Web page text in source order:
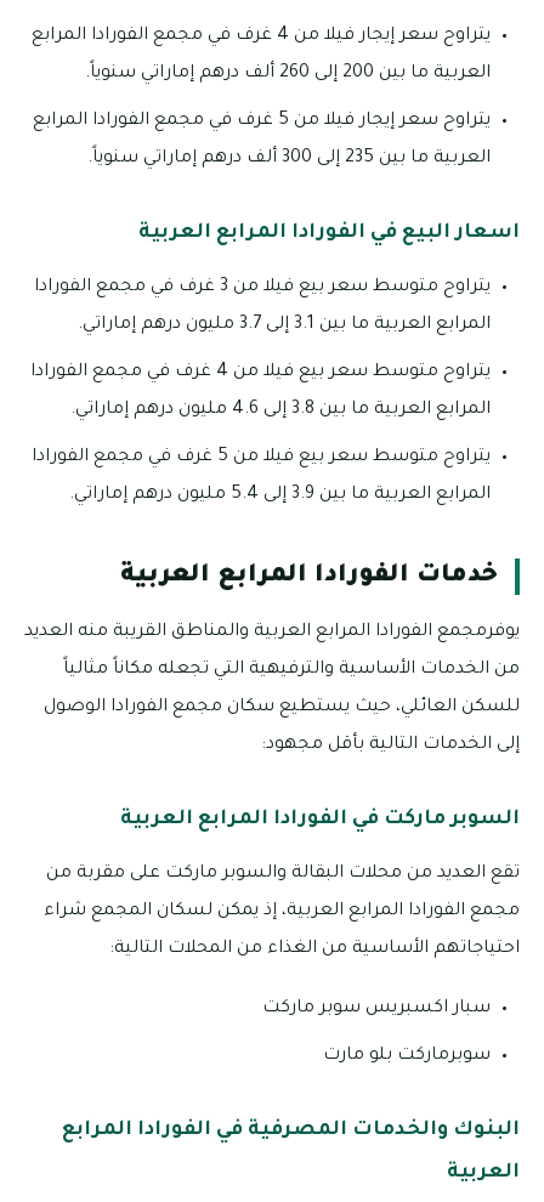
يتراوح سعر إيجار فيلا من 4 غرف في مجمع الفورادا المرابع
العربية ما بين 200 إلى 260 ألف درهم إماراتي سنوياً.
يتراوح سعر إيجار فيلا من 5 غرف في مجمع الفورادا المرابع
العربية ما بين 235 إلى 300 ألف درهم إماراتي سنوياً.
اسعار البيع في الفورادا المرابع العربية
يتراوح متوسط سعر بيع فيلا من 3 غرف في مجمع الفورادا
المرابع العربية ما بين 3.1 إلى 3.7 مليون درهم إماراتي.
يتراوح متوسط سعر بيع فيلا من 4 غرف في مجمع الفورادا
المرابع العربية ما بين 3.8 إلى 4.6 مليون درهم إماراتي.
يتراوح متوسط سعر بيع فيلا من 5 غرف في مجمع الفورادا
المرابع العربية ما بين 3.9 إلى 5.4 مليون درهم إماراتي.
خدمات الفورادا المرابع العربية
يوفرمجمع الفورادا المرابع العربية والمناطق القريبة منه العديد
من الخدمات الأساسية والترفيهية التي تجعله مكاناً مثالياً
للسكن العائلي، حيث يستطيع سكان مجمع الفورادا الوصول
إلى الخدمات التالية بأقل مجهود:
السوبر ماركت في الفورادا المرابع العربية
تقع العديد من محلات البقالة والسوبر ماركت على مقربة من
مجمع الفورادا المرابع العربية، إذ يمكن لسكان المجمع شراء
احتياجاتهم الأساسية من الغذاء من المحلات التالية:
سبار اكسبريس سوبر ماركت
سوبرماركت بلو مارت
البنوك والخدمات المصرفية في الفورادا المرابع
العربية